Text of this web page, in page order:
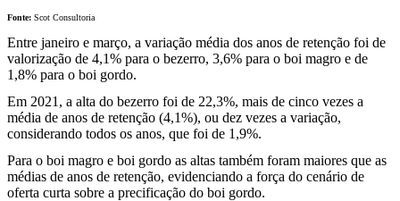
Fonte: Scot Consultoria
Entre janeiro e março, a variação média dos anos de retenção foi de
valorização de 4,1% para o bezerro, 3,6% para o boi magro e de
1,8% para o boi gordo.
Em 2021, a alta do bezerro foi de 22,3%, mais de cinco vezes a
média de anos de retenção (4,1%), ou dez vezes a variação,
considerando todos os anos, que foi de 1,9%.
Para o boi magro e boi gordo as altas também foram maiores que as
médias de anos de retenção, evidenciando a força do cenário de
oferta curta sobre a precificação do boi gordo.